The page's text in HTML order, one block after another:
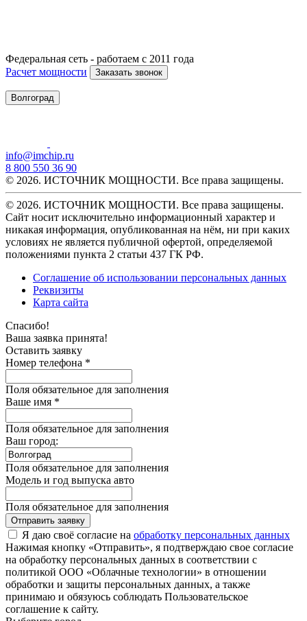
Федеральная сеть - работаем с 2011 года
Расчет мощности
Заказать звонок
Волгоград
info@imchip.ru
8 800 550 36 90
© 2026. ИСТОЧНИК МОЩНОСТИ. Все права защищены.
© 2026. ИСТОЧНИК МОЩНОСТИ. Все права защищены.
Сайт носит исключительно информационный характер и
никакая информация, опубликованная на нём, ни при каких
условиях не является публичной офертой, определяемой
положениями пункта 2 статьи 437 ГК РФ.
Соглашение об использовании персональных данных
Реквизиты
Карта сайта
Спасибо!
Ваша заявка принята!
Оставить заявку
Номер телефона *
Поля обязательное для заполнения
Ваше имя *
Поля обязательное для заполнения
Ваш город:
Поля обязательное для заполнения
Модель и год выпуска авто
Поля обязательное для заполнения
Отправить заявку
Я даю своё согласие на обработку персональных данных
Нажимая кнопку «Отправить», я подтверждаю свое согласие
на обработку персональных данных в соответствии с
политикой ООО «Облачные технологии» в отношении
обработки и защиты персональных данных, а также
принимаю и обязуюсь соблюдать Пользовательское
соглашение к сайту.